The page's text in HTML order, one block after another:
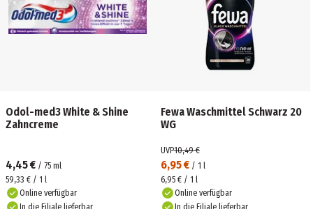
Odol-med3 White & Shine
Zahncreme
4,45 € / 75 ml
59,33 € / 1 l
Online verfügbar
In die Filiale lieferbar
Fewa Waschmittel Schwarz 20
WG
6,95 € / 1 l
UVP10,49 €
6,95 € / 1 l
Online verfügbar
In die Filiale lieferbar